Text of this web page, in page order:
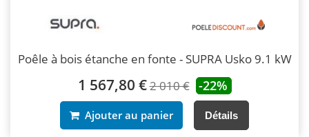
Poêle à bois étanche en fonte - SUPRA Usko 9.1 kW
1 567,80 €2 010 € -22%
Ajouter au panier Détails